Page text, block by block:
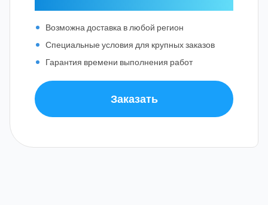
Возможна доставка в любой регион
Специальные условия для крупных заказов
Гарантия времени выполнения работ
Заказать